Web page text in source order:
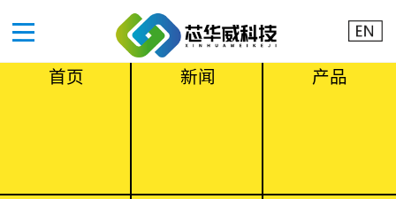
首页 新闻 产品